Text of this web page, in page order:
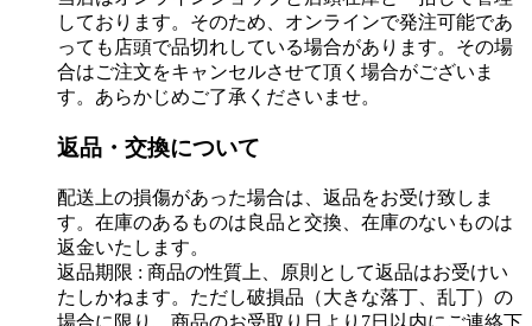
しております。そのため、オンラインで発注可能であ
っても店頭で品切れしている場合があります。その場
合はご注文をキャンセルさせて頂く場合がございま
す。あらかじめご了承くださいませ。
返品・交換について
配送上の損傷があった場合は、返品をお受け致しま
す。在庫のあるものは良品と交換、在庫のないものは
返金いたします。
返品期限 : 商品の性質上、原則として返品はお受けい
たしかねます。ただし破損品（大きな落丁、乱丁）の
場合に限り、商品のお受取り日より7日以内にご連絡下